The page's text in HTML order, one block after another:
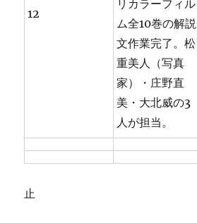
12
リカラーフィル
ム全10巻の解説
文作業完了。松
重美人（写真
家）・庄野直
美・大北威の3
人が担当。
止